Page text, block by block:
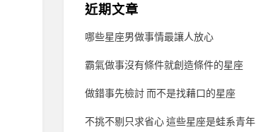
近期文章
哪些星座男做事情最讓人放心
霸氣做事沒有條件就創造條件的星座
做錯事先檢討 而不是找藉口的星座
不挑不剔只求省心 這些星座是蛙系青年